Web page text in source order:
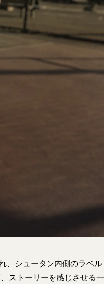
、シュータン内側のラベル
ストーリーを感じさせる一